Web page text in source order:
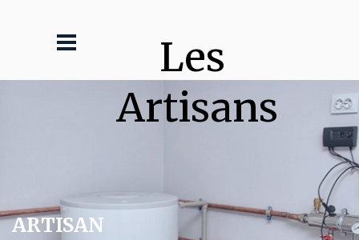
Les
Artisans
ARTISAN